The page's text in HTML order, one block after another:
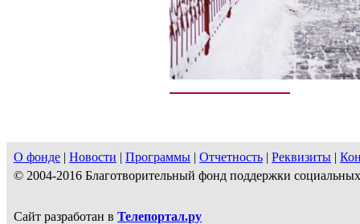
О фонде | Новости | Программы | Отчетность | Реквизиты |
© 2004-2016 Благотворительный фонд поддержки
Сайт разработан в Телепортал.ру